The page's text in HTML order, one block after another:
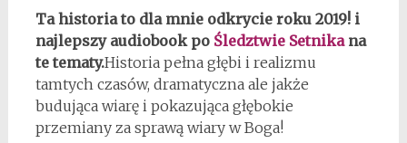
Ta historia to dla mnie odkrycie roku 2019! i
najlepszy audiobook po Śledztwie Setnikana
te tematy.Historia pełna głębi i realizmu
tamtych czasów, dramatyczna ale jakże
budująca wiarę i pokazująca głębokie
przemiany za sprawą wiary w Boga!